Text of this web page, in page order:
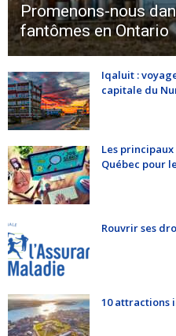
Promenons-nous
fantômes en Ontario
Iqaluit :
capitale du
Les
Québec pour
Rouvrir ses
10 attractions